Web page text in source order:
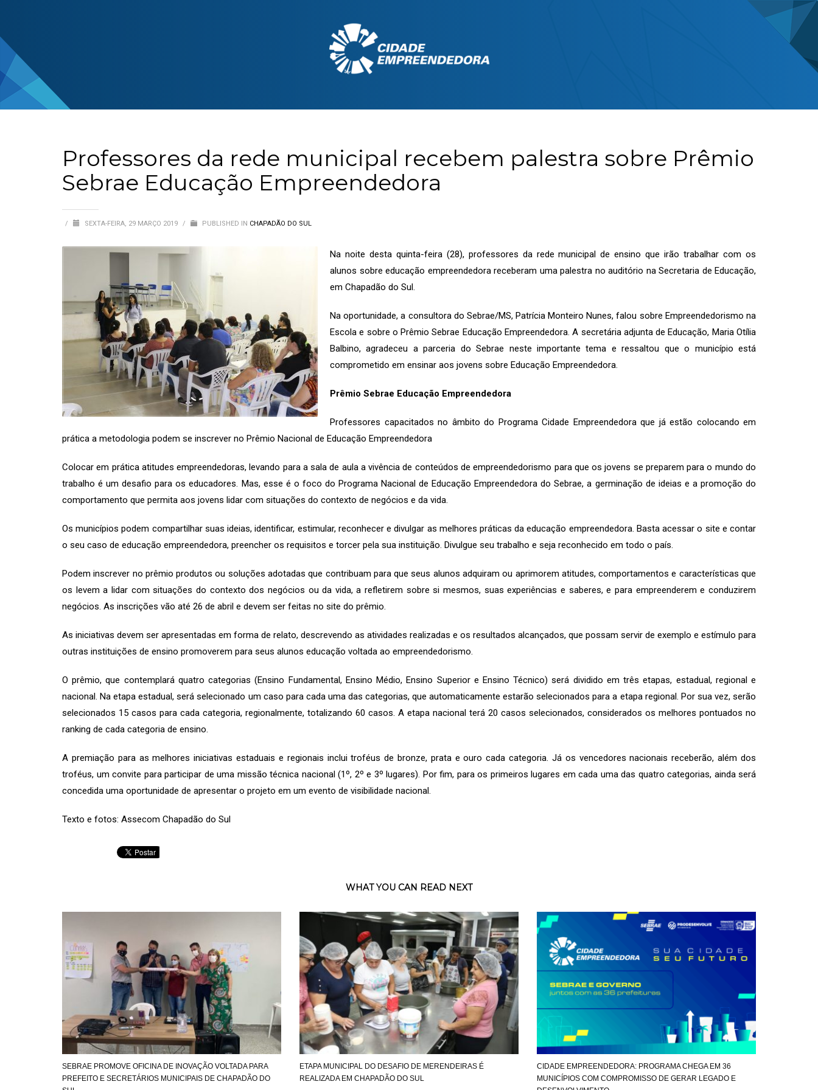
Professores da rede municipal recebem palestra sobre Prêmio
Sebrae Educação Empreendedora
/ SEXTA-FEIRA, 29 MARÇO 2019 / PUBLISHED IN CHAPADÃO DO SUL
Na noite desta quinta-feira (28), professores da rede municipal de ensino que irão trabalhar com os
alunos sobre educação empreendedora receberam uma palestra no auditório na Secretaria de Educação,
em Chapadão do Sul.
Na oportunidade, a consultora do Sebrae/MS, Patrícia Monteiro Nunes, falou sobre Empreendedorismo na
Escola e sobre o Prêmio Sebrae Educação Empreendedora. A secretária adjunta de Educação, Maria Otília
Balbino, agradeceu a parceria do Sebrae neste importante tema e ressaltou que o município está
comprometido em ensinar aos jovens sobre Educação Empreendedora.
Prêmio Sebrae Educação Empreendedora
Professores capacitados no âmbito do Programa Cidade Empreendedora que já estão colocando em
prática a metodologia podem se inscrever no Prêmio Nacional de Educação Empreendedora
Colocar em prática atitudes empreendedoras, levando para a sala de aula a vivência de conteúdos de empreendedorismo para que os jovens se preparem para o mundo do
trabalho é um desafio para os educadores. Mas, esse é o foco do Programa Nacional de Educação Empreendedora do Sebrae, a germinação de ideias e a promoção do
comportamento que permita aos jovens lidar com situações do contexto de negócios e da vida.
Os municípios podem compartilhar suas ideias, identificar, estimular, reconhecer e divulgar as melhores práticas da educação empreendedora. Basta acessar o site e contar
o seu caso de educação empreendedora, preencher os requisitos e torcer pela sua instituição. Divulgue seu trabalho e seja reconhecido em todo o país.
Podem inscrever no prêmio produtos ou soluções adotadas que contribuam para que seus alunos adquiram ou aprimorem atitudes, comportamentos e características que
os levem a lidar com situações do contexto dos negócios ou da vida, a refletirem sobre si mesmos, suas experiências e saberes, e para empreenderem e conduzirem
negócios. As inscrições vão até 26 de abril e devem ser feitas no site do prêmio.
As iniciativas devem ser apresentadas em forma de relato, descrevendo as atividades realizadas e os resultados alcançados, que possam servir de exemplo e estímulo para
outras instituições de ensino promoverem para seus alunos educação voltada ao empreendedorismo.
O prêmio, que contemplará quatro categorias (Ensino Fundamental, Ensino Médio, Ensino Superior e Ensino Técnico) será dividido em três etapas, estadual, regional e
nacional. Na etapa estadual, será selecionado um caso para cada uma das categorias, que automaticamente estarão selecionados para a etapa regional. Por sua vez, serão
selecionados 15 casos para cada categoria, regionalmente, totalizando 60 casos. A etapa nacional terá 20 casos selecionados, considerados os melhores pontuados no
ranking de cada categoria de ensino.
A premiação para as melhores iniciativas estaduais e regionais inclui troféus de bronze, prata e ouro cada categoria. Já os vencedores nacionais receberão, além dos
troféus, um convite para participar de uma missão técnica nacional (1º, 2º e 3º lugares). Por fim, para os primeiros lugares em cada uma das quatro categorias, ainda será
concedida uma oportunidade de apresentar o projeto em um evento de visibilidade nacional.
Texto e fotos: Assecom Chapadão do Sul
WHAT YOU CAN READ NEXT
SEBRAE PROMOVE OFICINA DE INOVAÇÃO VOLTADA PARA
PREFEITO E SECRETÁRIOS MUNICIPAIS DE CHAPADÃO DO
ETAPA MUNICIPAL DO DESAFIO DE MERENDEIRAS É
REALIZADA EM CHAPADÃO DO SUL
CIDADE EMPREENDEDORA: PROGRAMA CHEGA EM 36
MUNICÍPIOS COM COMPROMISSO DE GERAR LEGADO E